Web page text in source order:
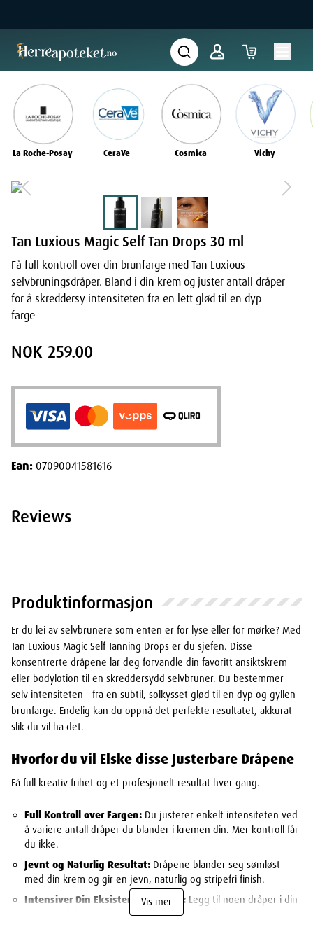
La Roche-Posay CeraVe Cosmica Vichy
Produktinformasjon
Er du lei av selvbrunere som enten er for lyse eller for mørke? Med
Tan Luxious Magic Self Tanning Drops er du sjefen. Disse
konsentrerte dråpene lar deg forvandle din favoritt ansiktskrem
eller bodylotion til en skreddersydd selvbruner. Du bestemmer
selv intensiteten – fra en subtil, solkysset glød til en dyp og gyllen
brunfarge. Endelig kan du oppnå det perfekte resultatet, akkurat
slik du vil ha det.
Hvorfor du vil Elske disse Justerbare Dråpene
Få full kreativ frihet og et profesjonelt resultat hver gang.
Full Kontroll over Fargen: Du justerer enkelt intensiteten ved
å variere antall dråper du blander i kremen din. Mer kontroll får
du ikke.
Jevnt og Naturlig Resultat: Dråpene blander seg sømløst
med din krem og gir en jevn, naturlig og stripefri finish.
Intensiver Din Eksisterende Farge: Legg til noen dråper i din
vanlige selvbruner for å gi fargen et ekstra dypt og intensivt
Vis mer
Tan Luxious Magic Self Tan Drops 30 ml
Få full kontroll over din brunfarge med Tan Luxious
selvbruningsdråper. Bland i din krem og juster antall dråper
for å skreddersy intensiteten fra en lett glød til en dyp
farge
NOK 259.00
Ean: 07090041581616
Reviews